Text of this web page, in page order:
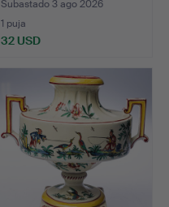
Subastado 3 ago 2026
1 puja
32 USD